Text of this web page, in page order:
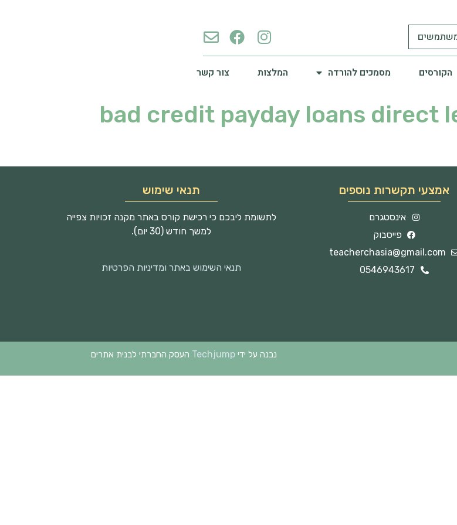
הקורסים מסמכים להורדה המלצות צור קשר
bad credit payday loans direct
אמצעי תקשרות נוספים
אינסטגרם
פייסבוק
teacherchasia@gmail.com
0546943617
תנאי שימוש
לתשומת ליבכם כי רכישת קורס באתר מקנה זכויות צפייה
למשך חודש (30 יום).
תנאי השימוש באתר ומדיניות הפרטיות
נבנה על ידי Techjump העסק החברתי לבנית אתרים